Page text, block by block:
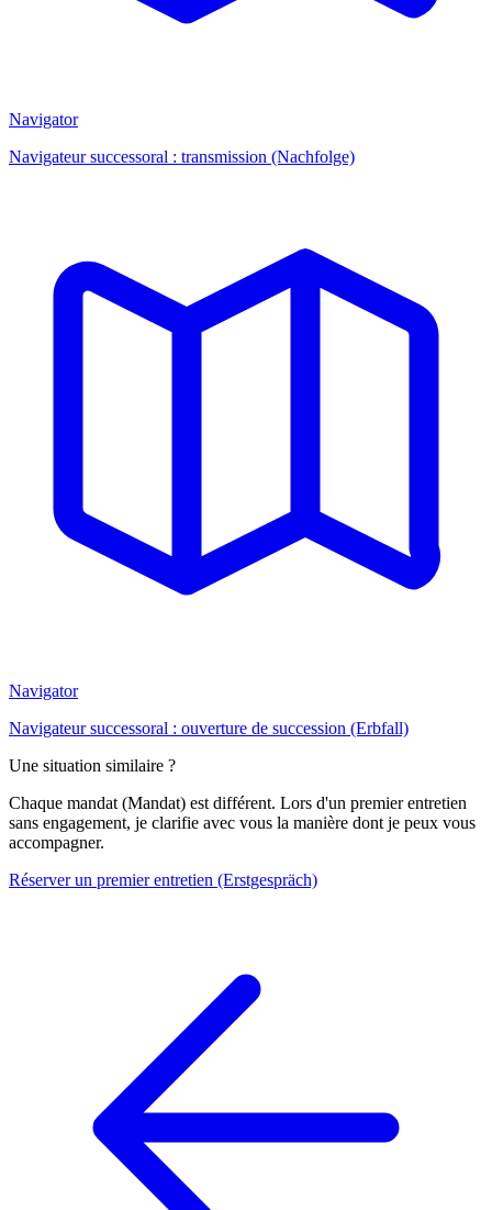
Navigator
Navigateur successoral : transmission (Nachfolge)
Navigator
Navigateur successoral : ouverture de succession (Erbfall)
Une situation similaire ?
Chaque mandat (Mandat) est différent. Lors d'un premier entretien
sans engagement, je clarifie avec vous la manière dont je peux vous
accompagner.
Réserver un premier entretien (Erstgespräch)